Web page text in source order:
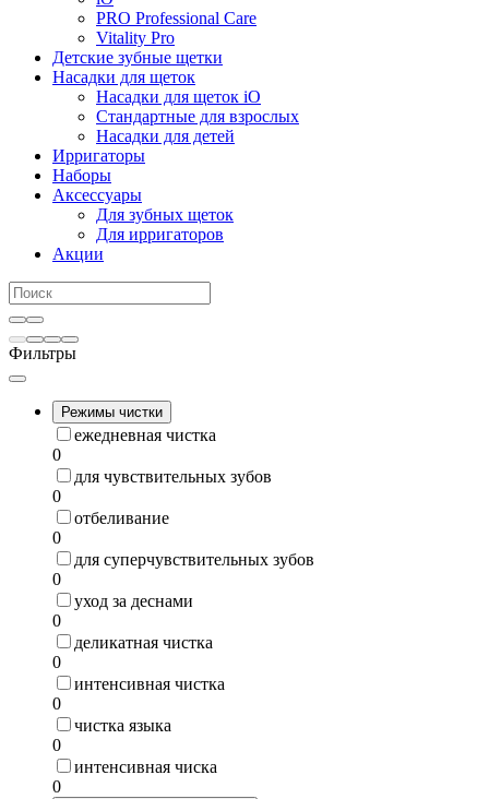
PRO Professional Care
Vitality Pro
Детские зубные щетки
Насадки для щеток
Насадки для щеток iO
Стандартные для взрослых
Насадки для детей
Ирригаторы
Наборы
Аксессуары
Для зубных щеток
Для ирригаторов
Акции
Фильтры
Режимы чистки
ежедневная чистка
0
для чувствительных зубов
0
отбеливание
0
для суперчувствительных зубов
0
уход за деснами
0
деликатная чистка
0
интенсивная чистка
0
чистка языка
0
интенсивная чиска
0